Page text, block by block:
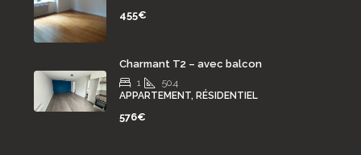
455€
Charmant T2 – avec balcon
1
50.4
APPARTEMENT, RÉSIDENTIEL
576€